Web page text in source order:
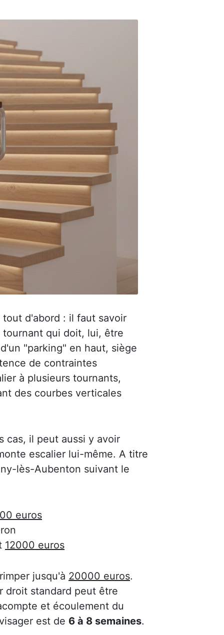
d'abord : il faut savoir
qui doit, lui, être
"parking" en haut, siège
de contraintes
à plusieurs tournants,
des courbes verticales
cas, il peut aussi y avoir
escalier lui-même. A titre
lès-Aubenton suivant le
euros
12000 euros
jusqu'à 20000 euros.
droit standard peut être
et écoulement du
est de 6 à 8 semaines.